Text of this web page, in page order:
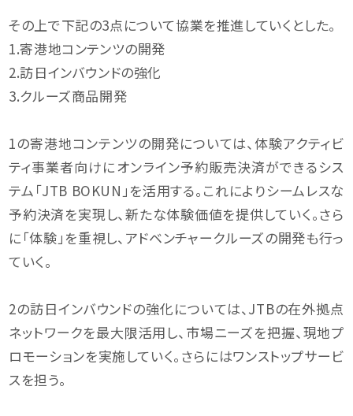
その上で下記の3点について協業を推進していくとした。
1.寄港地コンテンツの開発
2.訪日インバウンドの強化
3.クルーズ商品開発
1の寄港地コンテンツの開発については、体験アクティビ
ティ事業者向けにオンライン予約販売決済ができるシス
テム「JTB BOKUN」を活用する。これによりシームレスな
予約決済を実現し、新たな体験価値を提供していく。さら
に「体験」を重視し、アドベンチャークルーズの開発も行っ
ていく。
2の訪日インバウンドの強化については、JTBの在外拠点
ネットワークを最大限活用し、市場ニーズを把握、現地プ
ロモーションを実施していく。さらにはワンストップサービ
スを担う。